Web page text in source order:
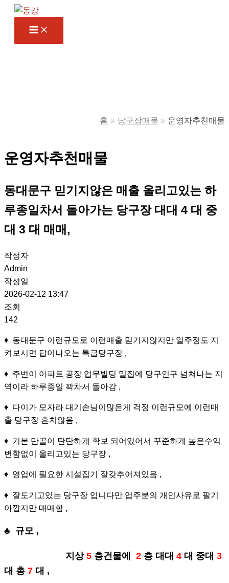
홈 당구장매물 운영자추천매물
운영자추천매물
동대문구 믿기지않은 매출 올리고있는 하
루종일차서 돌아가는 당구장 대대 4 대 중
대 3 대 매매,
작성자
Admin
작성일
2026-02-12 13:47
조회
142
♦ 동대문구 이런규모로 이런매출 믿기지않지만 일주정도 지
켜보시면 답이나오는 특급당구장 ,
♦ 주변이 아파트 공장 업무빌딩 밀집에 당구인구 넘쳐나는 지
역이라 하루종일 꽉차서 돌아감 ,
♦ 다이가 모자라 대기손님이많은게 걱정 이런규모에 이런매
출 당구장 흔치않음 ,
♦ 기본 단골이 탄탄하게 확보 되어있어서 꾸준하게 높은수익
변함없이 올리고있는 당구장 ,
♦ 영업에 필요한 시설집기 잘갖추어져있음 ,
♦ 잘도기고있는 당구장 입니다만 업주분의 개인사유로 팔기
아깝지만 매매함 ,
♣ 규모 ,
지상 5 층건물에 2 층 대대 4 대 중대 3
대 총 7 대 ,